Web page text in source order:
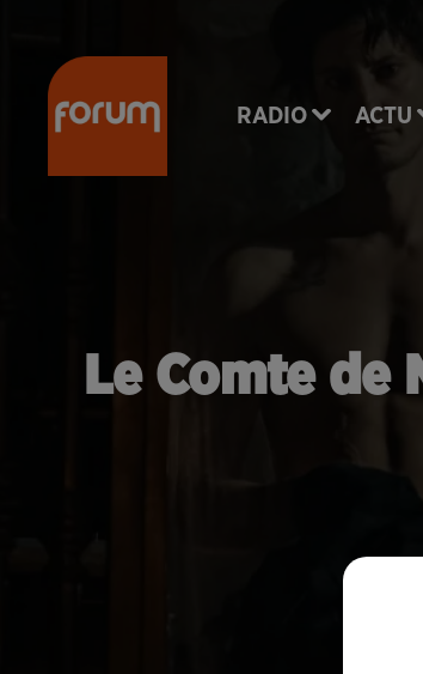
RADIO ACTU
Le Comte